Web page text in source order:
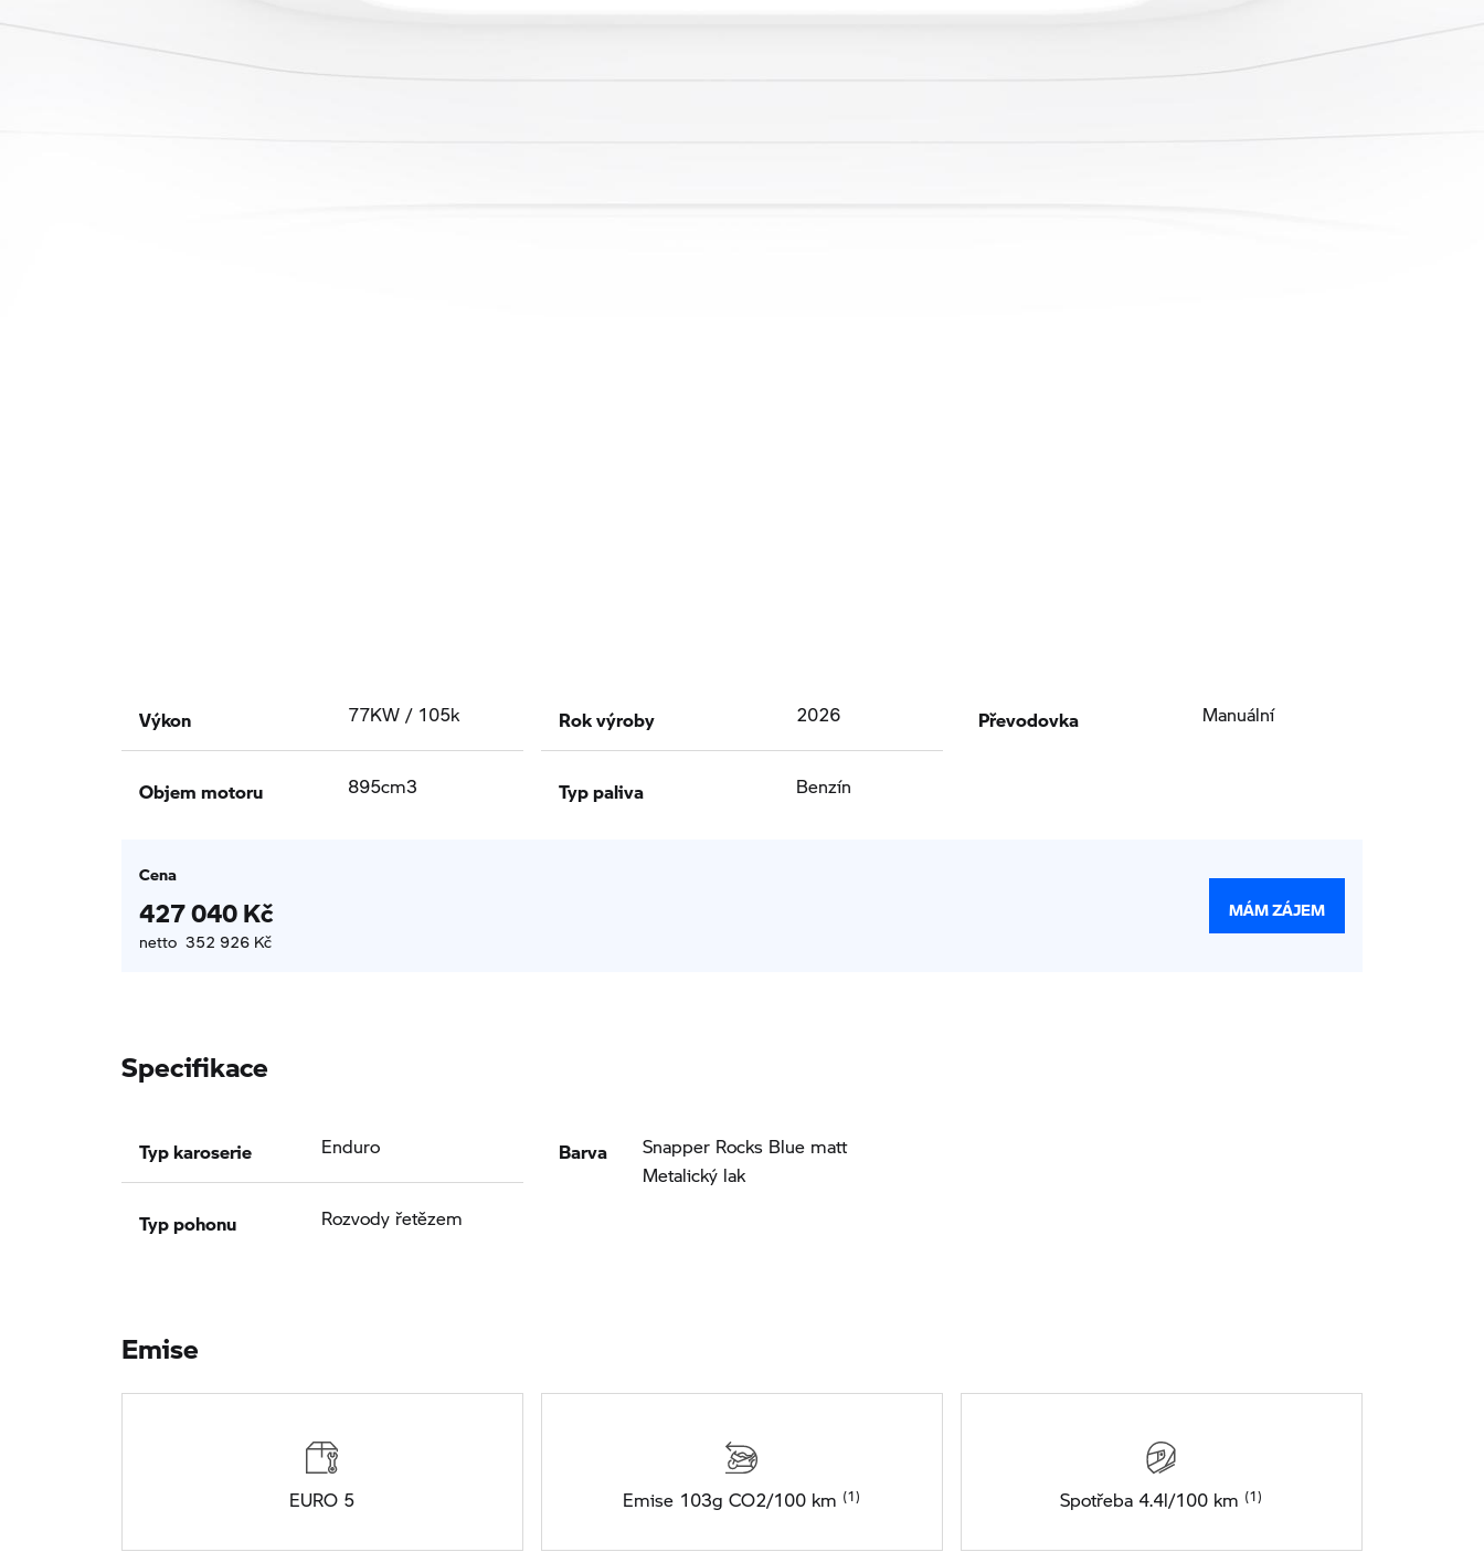
Výkon 77KW / 105k
Objem motoru 895cm3
Rok výroby 2026
Typ paliva Benzín
Převodovka Manuální
Cena
427 040 Kč
netto 352 926 Kč
MÁM ZÁJEM
Specifikace
Typ karoserie Enduro
Typ pohonu Rozvody řetězem
Barva
Snapper Rocks Blue matt
Metalický lak
Emise
EURO 5 Emise 103g CO2/100 km Spotřeba 4.4l/100 km